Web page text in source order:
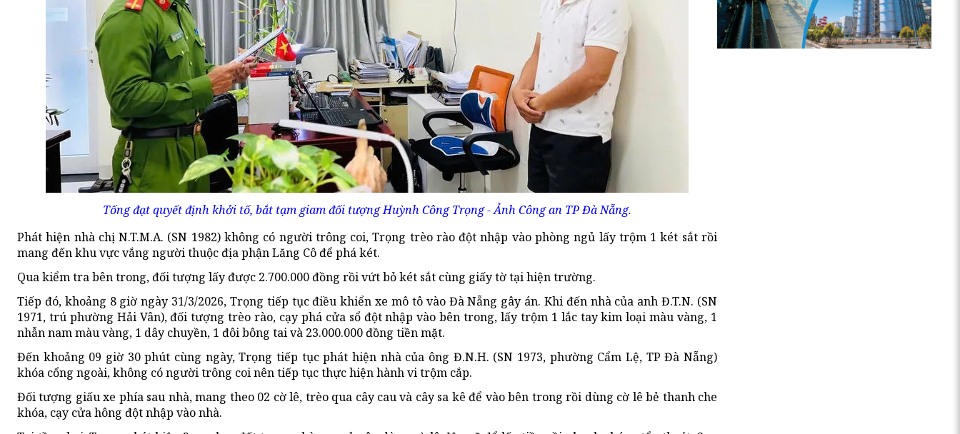
Tống đạt quyết định khởi tố, bắt tạm giam đối tượng Huỳnh Công Trọng - Ảnh Công an TP Đà Nẵng.
Phát hiện nhà chị N.T.M.A. (SN 1982) không có người trông coi, Trọng trèo rào đột nhập vào phòng ngủ lấy trộm 1 két sắt rồi
mang đến khu vực vắng người thuộc địa phận Lăng Cô để phá két.
Qua kiểm tra bên trong, đối tượng lấy được 2.700.000 đồng rồi vứt bỏ két sắt cùng giấy tờ tại hiện trường.
Tiếp đó, khoảng 8 giờ ngày 31/3/2026, Trọng tiếp tục điều khiển xe mô tô vào Đà Nẵng gây án. Khi đến nhà của anh Đ.T.N. (SN
1971, trú phường Hải Vân), đối tượng trèo rào, cạy phá cửa sổ đột nhập vào bên trong, lấy trộm 1 lắc tay kim loại màu vàng, 1
nhẫn nam màu vàng, 1 dây chuyền, 1 đôi bông tai và 23.000.000 đồng tiền mặt.
Đến khoảng 09 giờ 30 phút cùng ngày, Trọng tiếp tục phát hiện nhà của ông Đ.N.H. (SN 1973, phường Cẩm Lệ, TP Đà Nẵng)
khóa cổng ngoài, không có người trông coi nên tiếp tục thực hiện hành vi trộm cắp.
Đối tượng giấu xe phía sau nhà, mang theo 02 cờ lê, trèo qua cây cau và cây sa kê để vào bên trong rồi dùng cờ lê bẻ thanh che
khóa, cạy cửa hông đột nhập vào nhà.